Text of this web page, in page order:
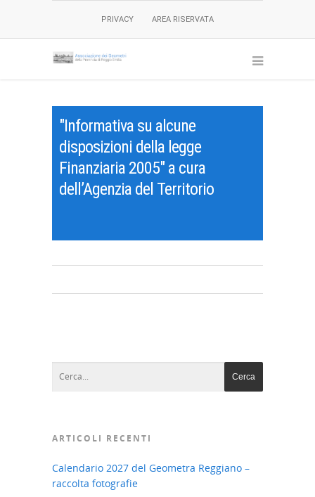
PRIVACY AREA RISERVATA
"Informativa su alcune
disposizioni della legge
Finanziaria 2005" a cura
dell’Agenzia del Territorio
ARTICOLI RECENTI
Calendario 2027 del Geometra Reggiano –
raccolta fotografie